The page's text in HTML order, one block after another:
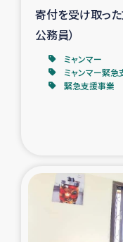
国内避難民
漁民
レバノンで
寄付を受け取っ
公務員）
ミャンマー
ミャンマー緊急
緊急支援事業